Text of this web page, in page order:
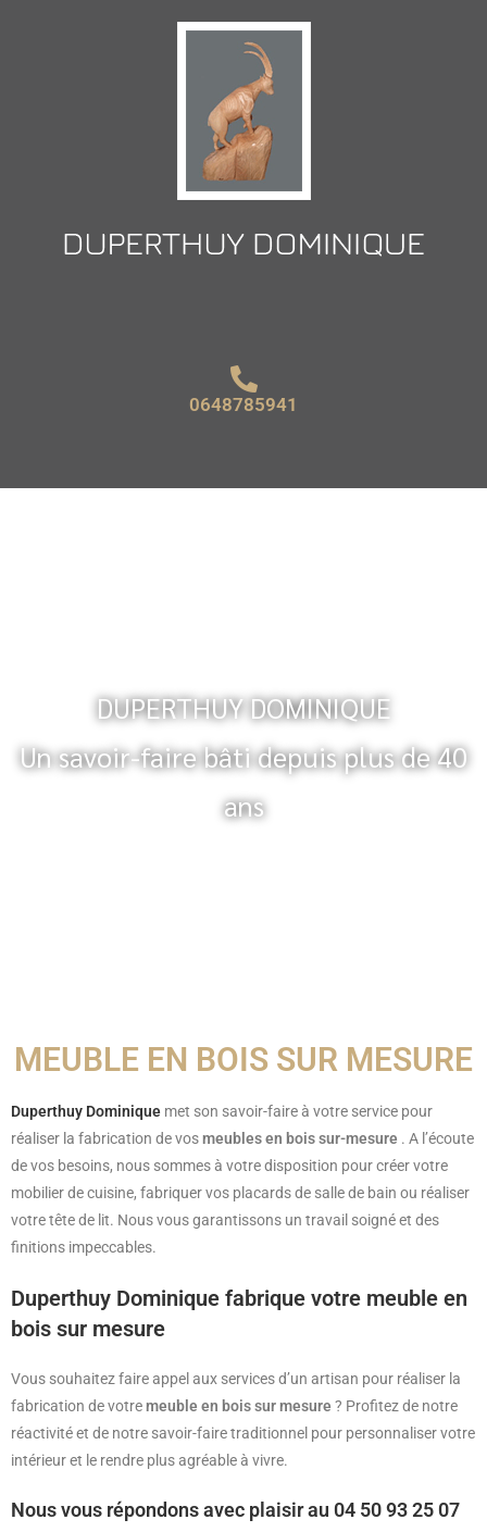
0648785941
DUPERTHUY DOMINIQUE
Un savoir-faire bâti depuis plus de 40
ans
MEUBLE EN BOIS SUR MESURE
Duperthuy Dominique met son savoir-faire à votre service pour
réaliser la fabrication de vosmeubles en bois sur-mesure . A l’écoute
de vos besoins, nous sommes à votre disposition pour créer votre
mobilier de cuisine, fabriquer vos placards de salle de bain ou réaliser
votre tête de lit. Nous vous garantissons un travail soigné et des
finitions impeccables.
Duperthuy Dominique fabrique votre meuble en
bois sur mesure
Vous souhaitez faire appel aux services d’un artisan pour réaliser la
fabrication de votremeuble en bois sur mesure ? Profitez de notre
réactivité et de notre savoir-faire traditionnel pour personnaliser votre
intérieur et le rendre plus agréable à vivre.
Nous vous répondons avec plaisir au 04 50 93 25 07